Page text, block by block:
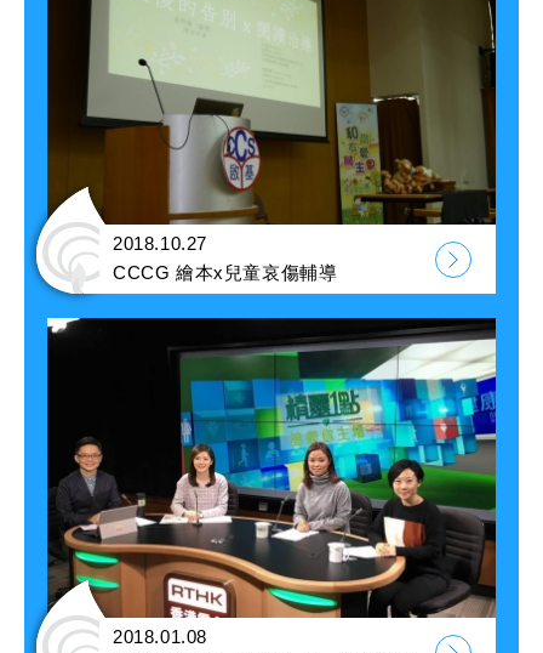
2018.10.27
CCCG 繪本x兒童哀傷輔導
2018.01.08